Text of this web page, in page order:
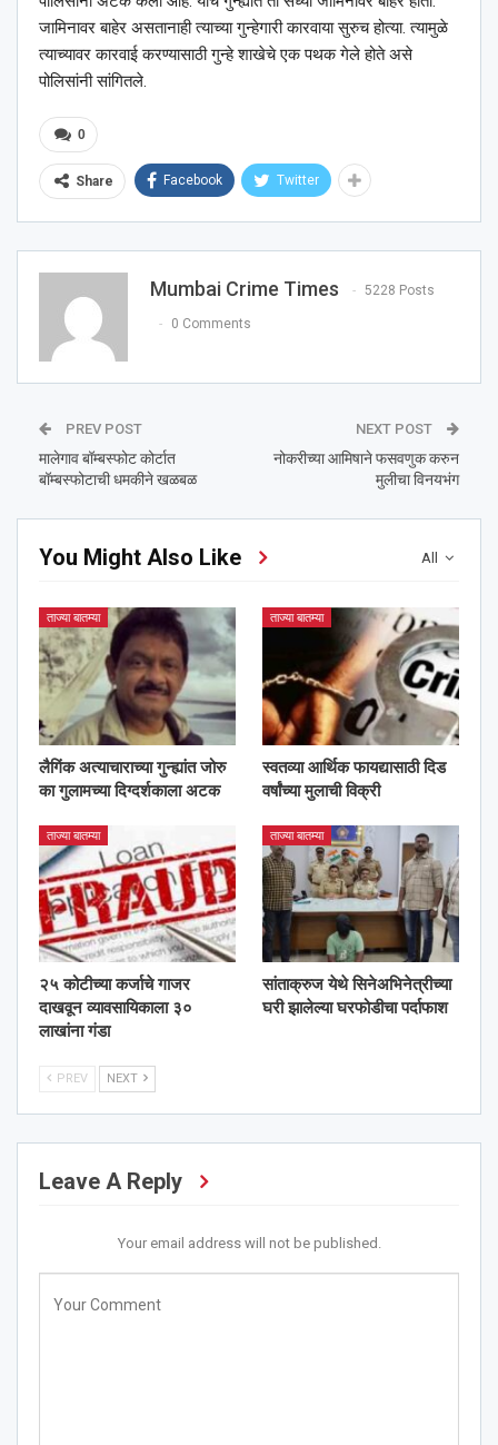
जामिनावर बाहेर असतानाही त्याच्या गुन्हेगारी कारवाया सुरुच होत्या. त्यामुळे
त्याच्यावर कारवाई करण्यासाठी गुन्हे शाखेचे एक पथक गेले होते असे
पोलिसांनी सांगितले.
0
Share Facebook Twitter
Mumbai Crime Times 5228 Posts
0 Comments
PREV POST
मालेगाव बॉम्बस्फोट कोर्टात
बॉम्बस्फोटाची धमकीने खळबळ
NEXT POST
नोकरीच्या आमिषाने फसवणुक करुन
मुलीचा विनयभंग
All
You Might Also Like
ताज्या बातम्या
लैगिंक अत्याचाराच्या गुन्ह्यांत जोरु
का गुलामच्या दिग्दर्शकाला अटक
ताज्या बातम्या
स्वतव्या आर्थिक फायद्यासाठी दिड
वर्षांच्या मुलाची विक्री
ताज्या बातम्या
२५ कोटीच्या कर्जाचे गाजर
दाखवून व्यावसायिकाला ३०
लाखांना गंडा
ताज्या बातम्या
सांताक्रुज येथे सिनेअभिनेत्रीच्या
घरी झालेल्या घरफोडीचा पर्दाफाश
PREV NEXT
Leave A Reply
Your email address will not be published.